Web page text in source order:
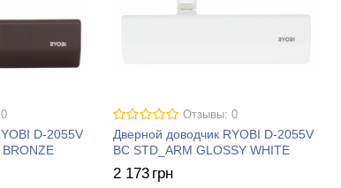
D-2055V
Отзывы: 0
Дверной доводчик RYOBI D-2055V
BC STD_ARM GLOSSY WHITE
2 173 грн